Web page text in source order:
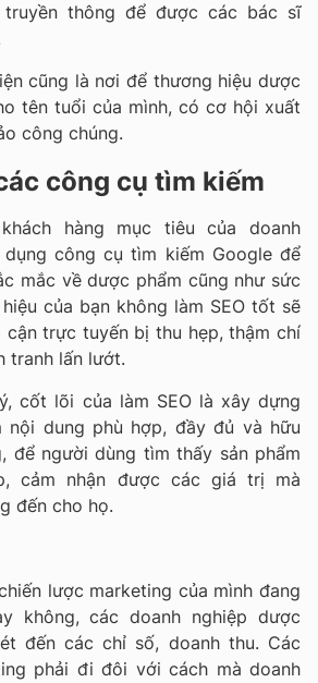
thông để được các bác sĩ
cũng là nơi để thương hiệu dược
tên tuổi của mình, có cơ hội xuất
công chúng.
công cụ tìm kiếm
hàng mục tiêu của doanh
công cụ tìm kiếm Google để
mắc về dược phẩm cũng như sức
của bạn không làm SEO tốt sẽ
cận trực tuyến bị thu hẹp, thậm chí
tranh lấn lướt.
cốt lõi của làm SEO là xây dựng
nội dung phù hợp, đầy đủ và hữu
để người dùng tìm thấy sản phẩm
cảm nhận được các giá trị mà
đến cho họ.
lược marketing của mình đang
không, các doanh nghiệp dược
đến các chỉ số, doanh thu. Các
phải đi đôi với cách mà doanh